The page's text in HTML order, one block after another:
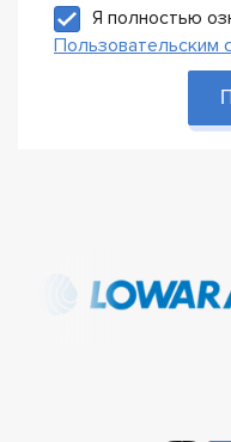
Я полностью
Пользовательским